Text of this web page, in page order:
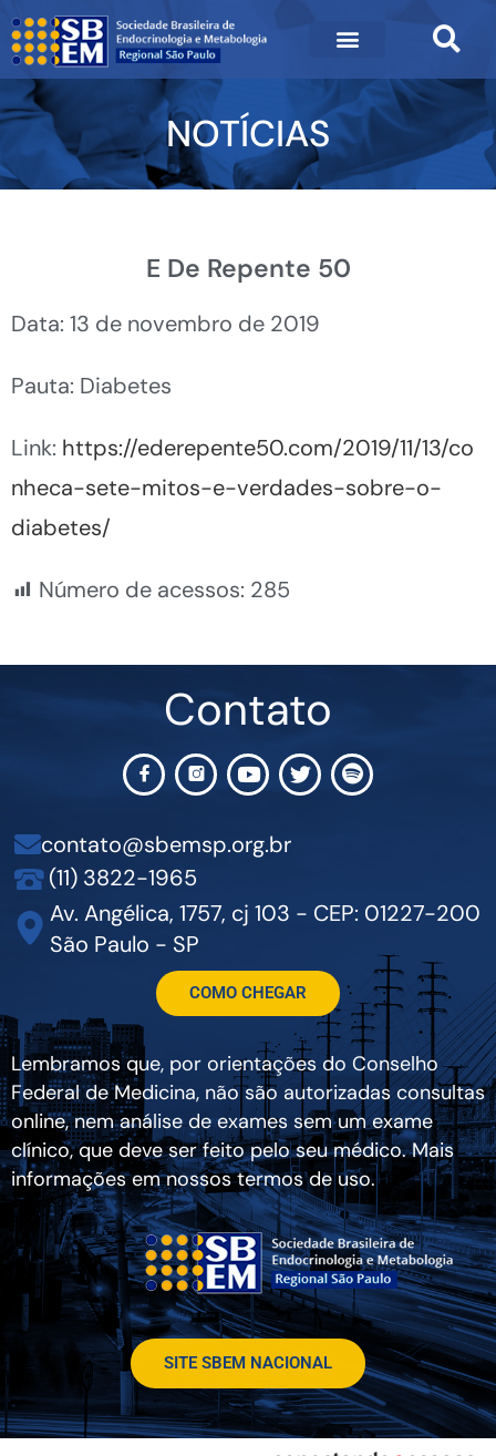
NOTÍCIAS
E De Repente 50
Data: 13 de novembro de 2019
Pauta: Diabetes
Link: https://ederepente50.com/2019/11/13/co
nheca-sete-mitos-e-verdades-sobre-o-
diabetes/
Número de acessos: 285
Contato
contato@sbemsp.org.br
(11) 3822-1965
Av. Angélica, 1757, cj 103 - CEP: 01227-200
São Paulo - SP
COMO CHEGAR
Lembramos que, por orientações do Conselho
Federal de Medicina, não são autorizadas consultas
online, nem análise de exames sem um exame
clínico, que deve ser feito pelo seu médico. Mais
informações em nossos termos de uso.
SITE SBEM NACIONAL